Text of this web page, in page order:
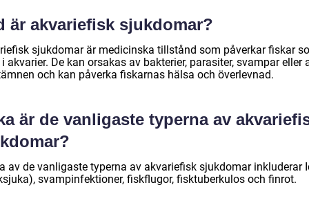
är akvariefisk sjukdomar?
sjukdomar är medicinska tillstånd som påverkar fiskar
akvarier. De kan orsakas av bakterier, parasiter, svampar eller
och kan påverka fiskarnas hälsa och överlevnad.
är de vanligaste typerna av
av de vanligaste typerna av akvariefisk sjukdomar inkluderar
svampinfektioner, fiskflugor, fisktuberkulos och finrot.